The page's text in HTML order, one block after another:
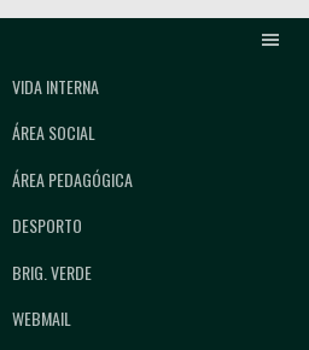
VIDA INTERNA
ÁREA SOCIAL
ÁREA PEDAGÓGICA
DESPORTO
BRIG. VERDE
WEBMAIL